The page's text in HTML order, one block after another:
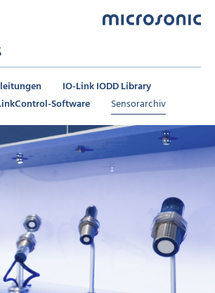
IO-Link IODD Library
Software Sensorarchiv